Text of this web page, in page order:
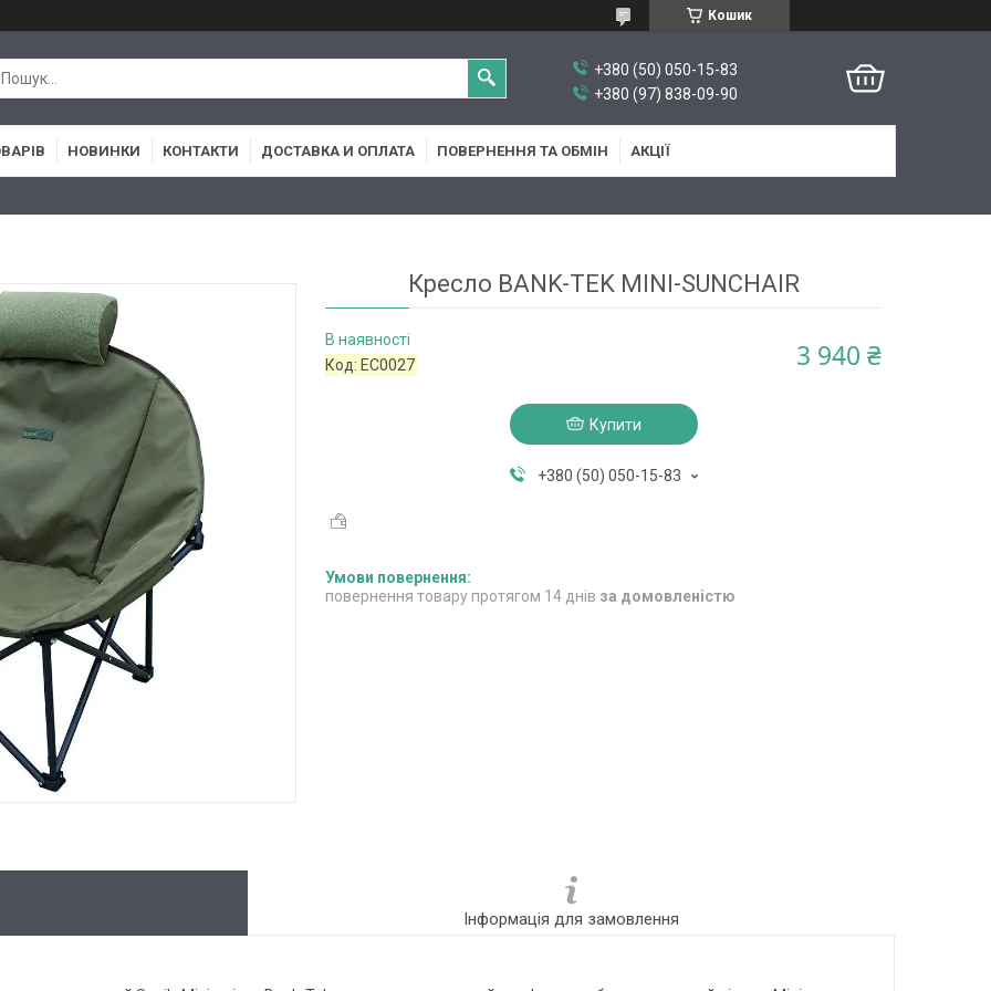
Кошик
+380 (50) 050-15-83
+380 (97) 838-09-90
НОВИНКИ КОНТАКТИ ДОСТАВКА И ОПЛАТА ПОВЕРНЕННЯ ТА ОБМІН АКЦІЇ
Кресло BANK-TEK MINI-SUNCHAIR
В наявності
Код: EC0027 3 940 ₴
Купити
+380 (50) 050-15-83
повернення товару протягом 14 днів за домовленістю
Інформація для замовлення